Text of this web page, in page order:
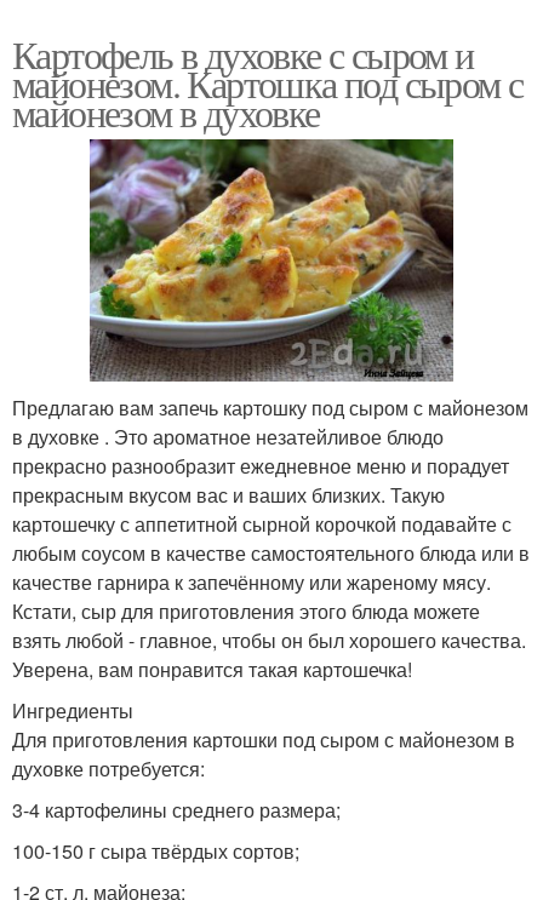
Картофель в духовке с сыром и
майонезом. Картошка под сыром с
майонезом в духовке
Предлагаю вам запечь картошку под сыром с майонезом
в духовке . Это ароматное незатейливое блюдо
прекрасно разнообразит ежедневное меню и порадует
прекрасным вкусом вас и ваших близких. Такую
картошечку с аппетитной сырной корочкой подавайте с
любым соусом в качестве самостоятельного блюда или в
качестве гарнира к запечённому или жареному мясу.
Кстати, сыр для приготовления этого блюда можете
взять любой - главное, чтобы он был хорошего качества.
Уверена, вам понравится такая картошечка!
Ингредиенты
Для приготовления картошки под сыром с майонезом в
духовке потребуется:
3-4 картофелины среднего размера;
100-150 г сыра твёрдых сортов;
1-2 ст. л. майонеза;